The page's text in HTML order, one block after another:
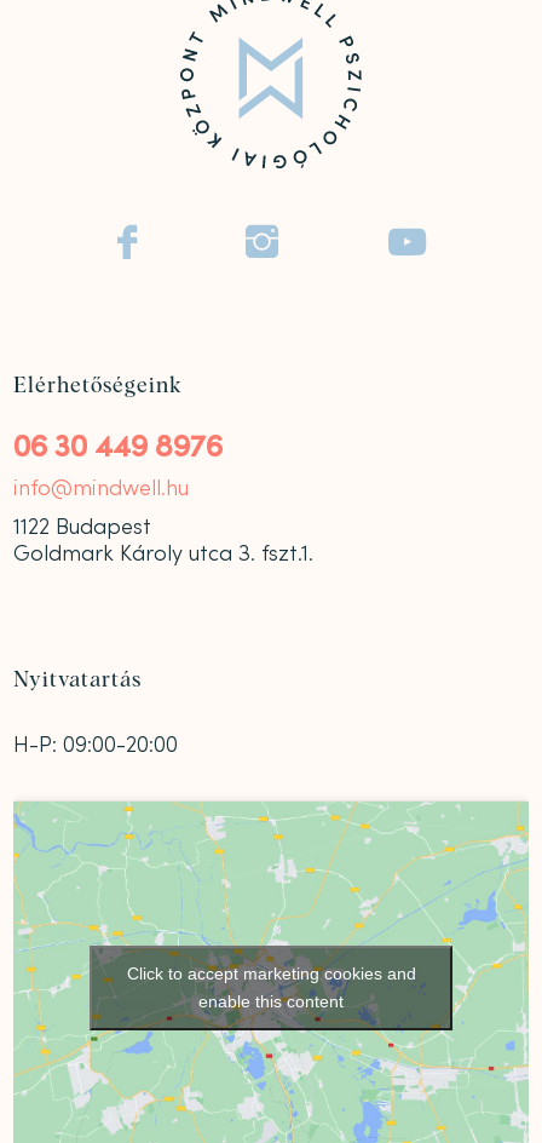
  
Elérhetőségeink
06 30 449 8976
info@mindwell.hu
1122 Budapest
Goldmark Károly utca 3. fszt.1.
Nyitvatartás
H-P: 09:00-20:00
Click to accept marketing cookies and
enable this content